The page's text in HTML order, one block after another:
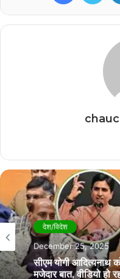
देश/विदेश
December 25, 2025
सीएम योगी आदित्यनाथ
मजेदार बात, वीडियो हो